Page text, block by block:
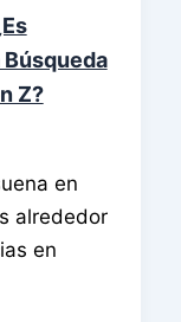
Z?
en
alrededor
en